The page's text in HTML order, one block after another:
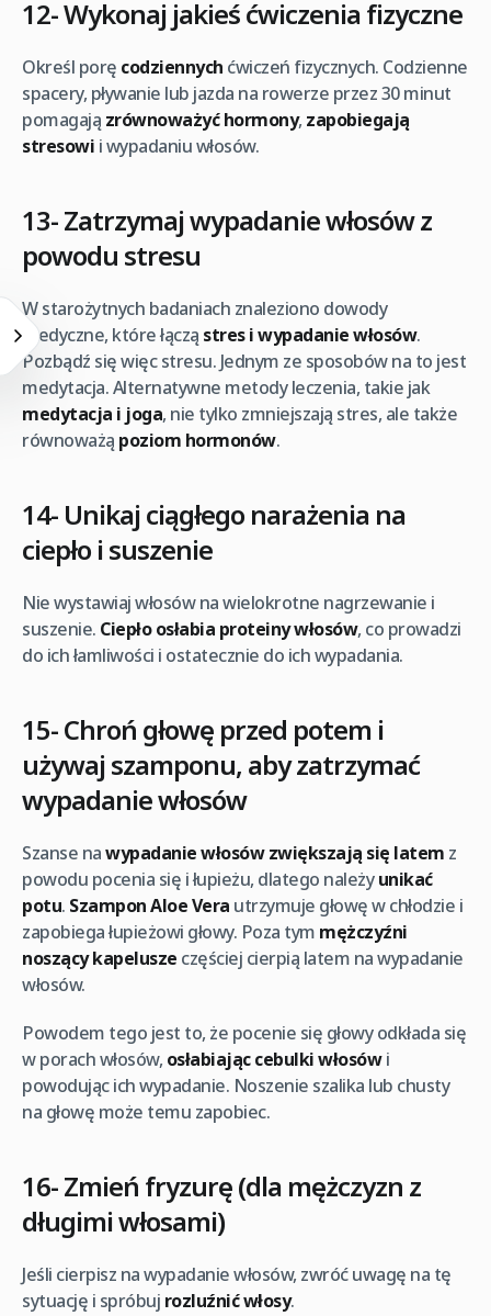
12- Wykonaj jakieś ćwiczenia fizyczne
Określ porę codziennych ćwiczeń fizycznych. Codzienne
spacery, pływanie lub jazda na rowerze przez 30 minut
pomagają zrównoważyć hormony, zapobiegają
stresowi i wypadaniu włosów.
13- Zatrzymaj wypadanie włosów z
powodu stresu
W starożytnych badaniach znaleziono dowody
medyczne, które łączą stres i wypadanie włosów.
Pozbądź się więc stresu. Jednym ze sposobów na to jest
medytacja. Alternatywne metody leczenia, takie jak
medytacja i joga, nie tylko zmniejszają stres, ale także
równoważą poziom hormonów.
14- Unikaj ciągłego narażenia na
ciepło i suszenie
Nie wystawiaj włosów na wielokrotne nagrzewanie i
suszenie. Ciepło osłabia proteiny włosów, co prowadzi
do ich łamliwości i ostatecznie do ich wypadania.
15- Chroń głowę przed potem i
używaj szamponu, aby zatrzymać
wypadanie włosów
Szanse nawypadanie włosów zwiększają się latem z
powodu pocenia się i łupieżu, dlatego należyunikać
potu. SzamponAloe Vera utrzymuje głowę w chłodzie i
zapobiega łupieżowi głowy. Poza tym mężczyźni
noszący kapelusze częściej cierpią latem na wypadanie
włosów.
Powodem tego jest to, że pocenie się głowy odkłada się
w porach włosów, osłabiając cebulki włosówi
powodując ich wypadanie. Noszenie szalika lub chusty
na głowę może temu zapobiec.
16- Zmień fryzurę (dla mężczyzn z
długimi włosami)
Jeśli cierpisz na wypadanie włosów, zwróć uwagę na tę
sytuację i spróbuj rozluźnić włosy.